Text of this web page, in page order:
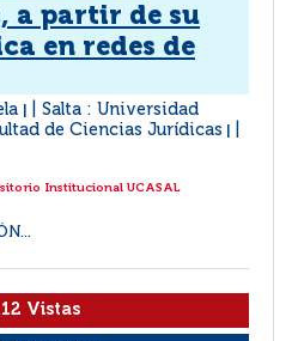
a partir de su
en redes de
Salta : Universidad
de Ciencias Jurídicas
Institucional UCASAL
Vistas